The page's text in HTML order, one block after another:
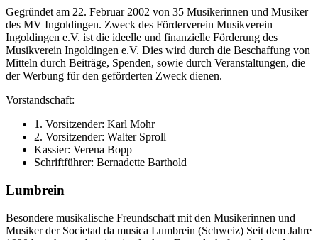
Gegründet am 22. Februar 2002 von 35 Musikerinnen und Musiker
des MV Ingoldingen. Zweck des Förderverein Musikverein
Ingoldingen e.V. ist die ideelle und finanzielle Förderung des
Musikverein Ingoldingen e.V. Dies wird durch die Beschaffung von
Mitteln durch Beiträge, Spenden, sowie durch Veranstaltungen, die
der Werbung für den geförderten Zweck dienen.
Vorstandschaft:
1. Vorsitzender: Karl Mohr
2. Vorsitzender: Walter Sproll
Kassier: Verena Bopp
Schriftführer: Bernadette Barthold
Lumbrein
Besondere musikalische Freundschaft mit den Musikerinnen und
Musiker der Societad da musica Lumbrein (Schweiz) Seit dem Jahre